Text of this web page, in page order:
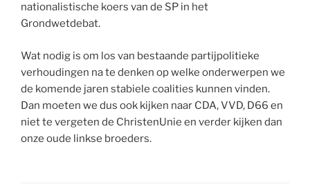
nationalistische koers van de SP in het
Grondwetdebat.
Wat nodig is om los van bestaande partijpolitieke
verhoudingen na te denken op welke onderwerpen we
de komende jaren stabiele coalities kunnen vinden.
Dan moeten we dus ook kijken naar CDA, VVD, D66 en
niet te vergeten de ChristenUnie en verder kijken dan
onze oude linkse broeders.